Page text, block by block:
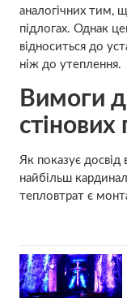
аналогічних тим,
підлогах. Однак
відноситься до
ніж до утеплення.
Вимоги
стінових
Як показує досвід
найбільш
тепловтрат є